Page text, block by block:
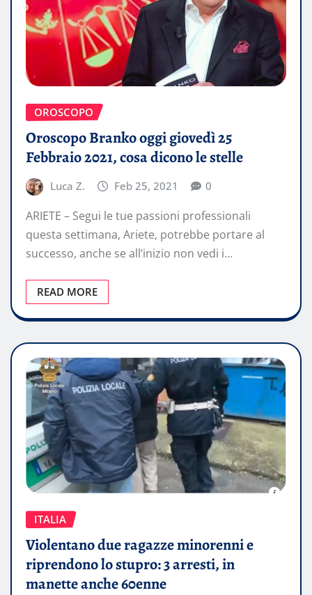
OROSCOPO
Oroscopo Branko oggi giovedì 25
Febbraio 2021, cosa dicono le stelle
Luca Z. Feb 25, 2021 0
ARIETE – Segui le tue passioni professionali
questa settimana, Ariete, potrebbe portare al
successo, anche se all’inizio non vedi i…
READ MORE
ITALIA
Violentano due ragazze minorenni e
riprendono lo stupro: 3 arresti, in
manette anche 60enne